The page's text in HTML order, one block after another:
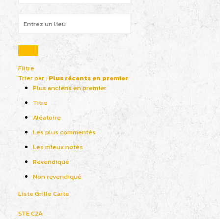
Filtre
Trier par : Plus récents en premier
Plus anciens en premier
Titre
Aléatoire
Les plus commentés
Les mieux notés
Revendiqué
Non revendiqué
ListeGrilleCarte
STE C2A